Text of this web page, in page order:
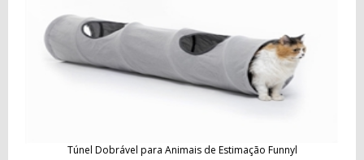
Túnel Dobrável para Animais de Estimação Funnyl